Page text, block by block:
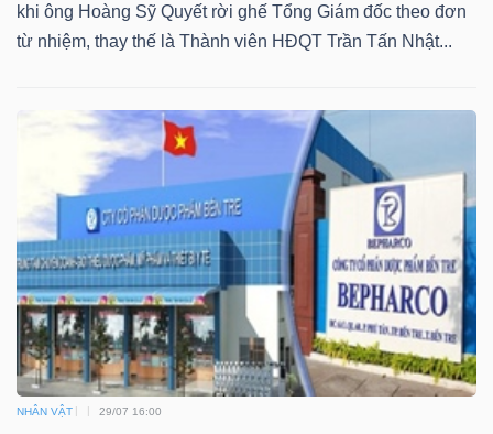
khi ông Hoàng Sỹ Quyết rời ghế Tổng Giám đốc theo đơn
từ nhiệm, thay thế là Thành viên HĐQT Trần Tấn Nhật...
NHÂN VẬT 29/07 16:00
Dữ